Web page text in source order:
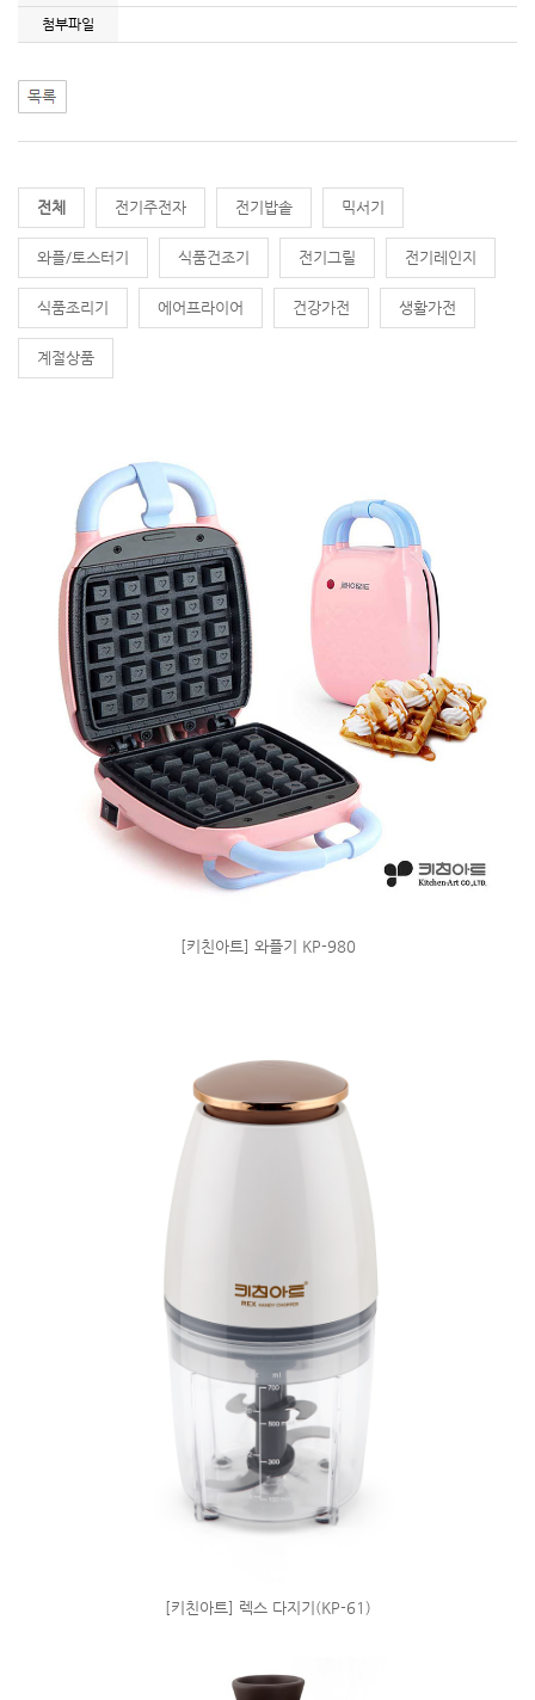
첨부파일
전체 전기주전자 전기밥솥 믹서기
와플/토스터기 식품건조기 전기그릴 전기레인지
식품조리기 에어프라이어 건강가전 생활가전
계절상품
[키친아트] 와플기 KP-980
[키친아트] 렉스 다지기(KP-61)